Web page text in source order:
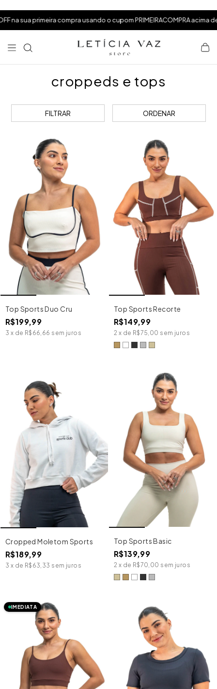
primeira compra usando o cupom PRIMEIRACOMPRA acima de
croppeds e tops
FILTRAR ORDENAR
Top Sports Duo Cru
R$199,99
3 x de R$66,66 sem juros
Top Sports Recorte
R$149,99
2 x de R$75,00 sem juros
Cropped Moletom Sports
R$189,99
3 x de R$63,33 sem juros
Top Sports Basic
R$139,99
2 x de R$70,00 sem juros
IMEDIATA